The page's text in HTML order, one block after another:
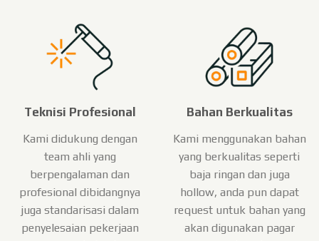
Teknisi Profesional
Kami didukung dengan
team ahli yang
berpengalaman dan
profesional dibidangnya
juga standarisasi dalam
penyelesaian pekerjaan
Bahan Berkualitas
Kami menggunakan bahan
yang berkualitas seperti
baja ringan dan juga
hollow, anda pun dapat
request untuk bahan yang
akan digunakan pagar